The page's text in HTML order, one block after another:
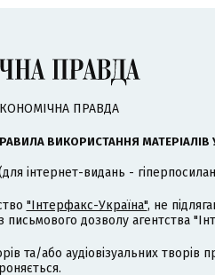
ПРАВДА
ВИКОРИСТАННЯ МАТЕРІАЛІВ
інтернет-видань -
"Інтерфакс-Україна", не
дозволу агентства
та/або аудіовізуальних